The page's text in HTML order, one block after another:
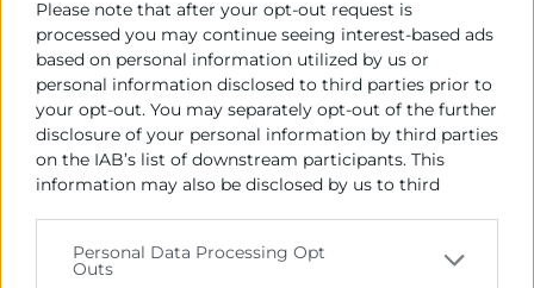
Please note that after your opt-out request is
processed you may continue seeing interest-based ads
based on personal information utilized by us or
personal information disclosed to third parties prior to
your opt-out. You may separately opt-out of the further
disclosure of your personal information by third parties
on the IAB’s list of downstream participants. This
information may also be disclosed by us to third
Please note that this website/app uses one or more
Personal Data Processing Opt
Outs
Ignacio Arribas
Director deTheLeanExperty Dirección de
Operaciones, con más de 30 años de trayectoria en el
sector industrial. Ha sido Plant Manager en
compañías comoDynamit Nobel,Plastal, Faurecia y
Plastic Omnium . Ex vicepresidente de AVIA.
METODOLOGÍA